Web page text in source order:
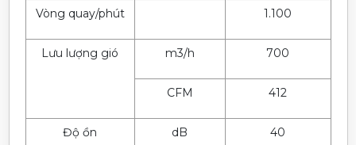
Vòng quay/phút 1.100
Lưu lượng gió m3/h 700
CFM 412
Độ ồn dB 40